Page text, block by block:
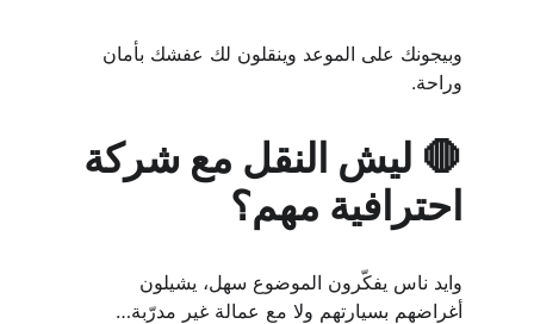
وبيجونك على الموعد وينقلون لك عفشك بأمان
وراحة.
🛑 ليش النقل مع شركة
احترافية مهم؟
وايد ناس يفكّرون الموضوع سهل، يشيلون
أغراضهم بسيارتهم ولا مع عمالة غير مدرّبة…